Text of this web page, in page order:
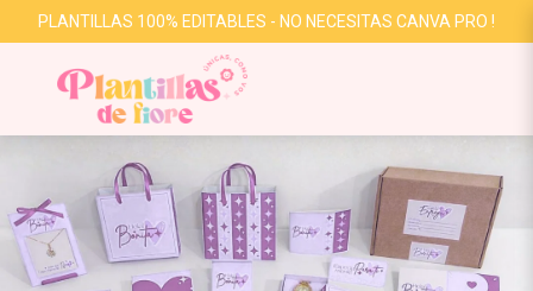
PLANTILLAS 100% EDITABLES - NO NECESITAS CANVA PRO !